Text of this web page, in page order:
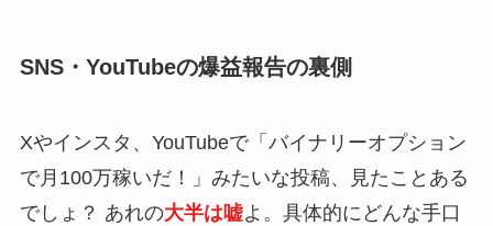
SNS・YouTubeの爆益報告の裏側
Xやインスタ、YouTubeで「バイナリーオプション
で月100万稼いだ！」みたいな投稿、見たことある
でしょ？ あれの大半は嘘よ。具体的にどんな手口